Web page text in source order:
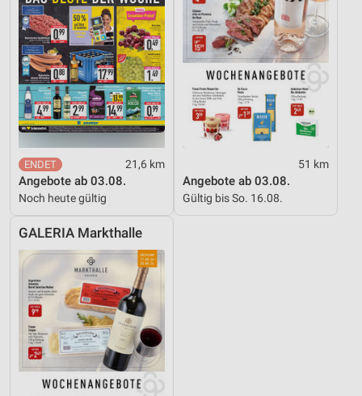
21,6 km
Angebote ab 03.08.
Noch heute gültig
51 km
Angebote ab 03.08.
Gültig bis So. 16.08.
GALERIA Markthalle